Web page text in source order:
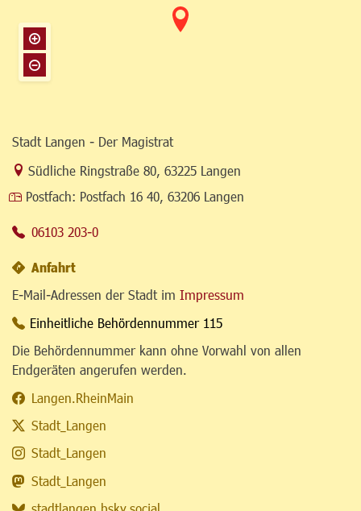
Stadt Langen - Der Magistrat
Link zur Google-Maps Navigation
Südliche Ringstraße 80, 63225 Langen
Postfach: Postfach 16 40, 63206 Langen
06103 203-0
Anfahrt
E-Mail-Adressen der Stadt im Impressum
Einheitliche Behördennummer 115
Die Behördennummer kann ohne Vorwahl von allen
Endgeräten angerufen werden.
Langen.RheinMain
Stadt_Langen
Stadt_Langen
Stadt_Langen